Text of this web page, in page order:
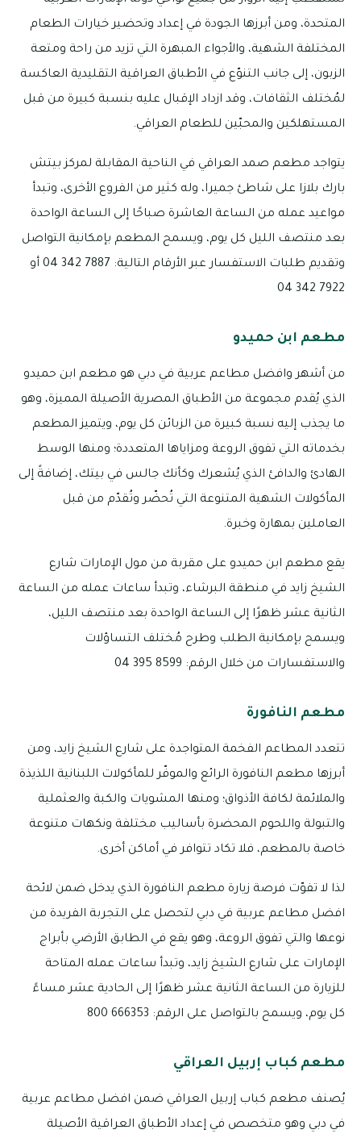
المتحدة، ومن أبرزها الجودة في إعداد وتحضير خيارات الطعام
المختلفة الشهية، والأجواء المبهرة التي تزيد من راحة ومتعة
الزبون، إلى جانب التنوّع في الأطباق العراقية التقليدية العاكسة
لمُختلف الثقافات، وقد ازداد الإقبال عليه بنسبة كبيرة من قبل
المستهلكين والمحبّين للطعام العراقي.
يتواجد مطعم صمد العراقي في الناحية المقابلة لمركز بيتش
بارك بلازا على شاطئ جميرا، وله كثير من الفروع الأخرى، وتبدأ
مواعيد عمله من الساعة العاشرة صباحًا إلى الساعة الواحدة
بعد منتصف الليل كل يوم، ويسمح المطعم بإمكانية التواصل
وتقديم طلبات الاستفسار عبر الأرقام التالية: 7887 342 04 أو
7922 342 04
مطعم ابن حميدو
من أشهر وافضل مطاعم عربية في دبي هو مطعم ابن حميدو
الذي يُقدم مجموعة من الأطباق المصرية الأصيلة المميزة، وهو
ما يجذب إليه نسبة كبيرة من الزبائن كل يوم، ويتميز المطعم
بخدماته التي تفوق الروعة ومزاياها المتعددة؛ ومنها الوسط
الهادئ والدافئ الذي يُشعرك وكأنك جالس في بيتك، إضافةً إلى
المأكولات الشهية المتنوعة التي تُحضّر وتُقدّم من قبل
العاملين بمهارة وخبرة.
يقع مطعم ابن حميدو على مقربة من مول الإمارات شارع
الشيخ زايد في منطقة البرشاء، وتبدأ ساعات عمله من الساعة
الثانية عشر ظهرًا إلى الساعة الواحدة بعد منتصف الليل،
ويسمح بإمكانية الطلب وطرح مُختلف التساؤلات
والاستفسارات من خلال الرقم: 8599 395 04
مطعم النافورة
تتعدد المطاعم الفخمة المتواجدة على شارع الشيخ زايد، ومن
أبرزها مطعم النافورة الرائع والموفّر للمأكولات اللبنانية اللذيذة
والملائمة لكافة الأذواق؛ ومنها المشويات والكبة والعثملية
والتبولة واللحوم المحضرة بأساليب مختلفة ونكهات متنوعة
خاصة بالمطعم، فلا تكاد تتوافر في أماكن أخرى.
لذا لا تفوّت فرصة زيارة مطعم النافورة الذي يدخل ضمن لائحة
افضل مطاعم عربية في دبي لتحصل على التجربة الفريدة من
نوعها والتي تفوق الروعة، وهو يقع في الطابق الأرضي بأبراج
الإمارات على شارع الشيخ زايد، وتبدأ ساعات عمله المتاحة
للزيارة من الساعة الثانية عشر ظهرًا إلى الحادية عشر مساءً
كل يوم، ويسمح بالتواصل على الرقم: 666353 800
مطعم كباب إربيل العراقي
يُصنف مطعم كباب إربيل العراقي ضمن افضل مطاعم عربية
في دبي وهو متخصص في إعداد الأطباق العراقية الأصيلة